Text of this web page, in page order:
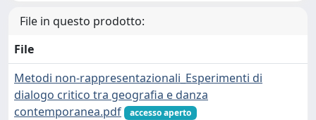
File in questo prodotto:
File
Metodi non-rappresentazionali_Esperimenti di
dialogo critico tra geografia e danza
contemporanea.pdf
accesso aperto